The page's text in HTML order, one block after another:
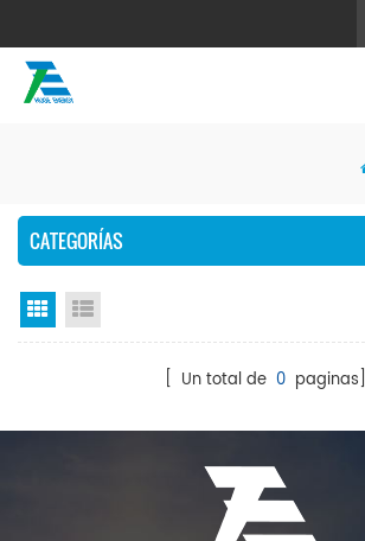
CATEGORÍAS
Vista en cuadrícula
[ Un total de 0 paginas]